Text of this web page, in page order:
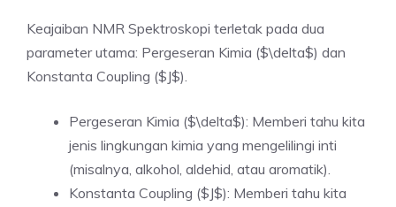
Keajaiban NMR Spektroskopi terletak pada dua
parameter utama: Pergeseran Kimia ($\delta$) dan
Konstanta Coupling ($J$).
Pergeseran Kimia ($\delta$): Memberi tahu kita
jenis lingkungan kimia yang mengelilingi inti
(misalnya, alkohol, aldehid, atau aromatik).
Konstanta Coupling ($J$): Memberi tahu kita